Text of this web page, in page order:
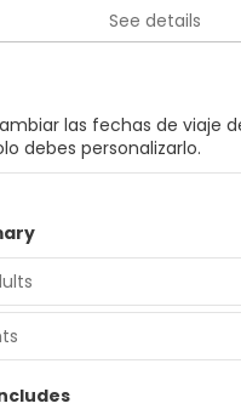
See details
las fechas de viaje
debes personalizarlo.